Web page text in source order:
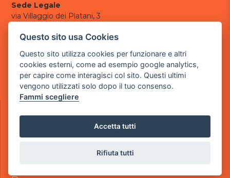
Sede Legale
via Villaggio dei Platani, 3
via Industriale, 2 - 25082 Botticino, BS
Partita iva 03308130982
Cod. SDI: USAL8PV
CONTATTI
e-mail:info@powergame.it
tel.: +39 030 336 6259
powergamesrl@legalmail.it
Questo sito usa Cookies
Questo sito utilizza cookies per funzionare e altri
cookies esterni, come ad esempio google analytics,
per capire come interagisci col sito. Questi ultimi
vengono utilizzati solo dopo il tuo consenso.
Fammi scegliere
Accetta tutti
Rifiuta tutti